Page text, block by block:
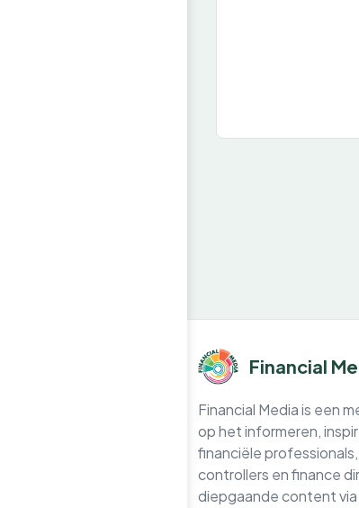
Financial
Financial Media is een
op het informeren,
financiële
controllers en finance
diepgaande content